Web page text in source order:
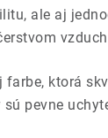
ale aj
ktorá
pevne